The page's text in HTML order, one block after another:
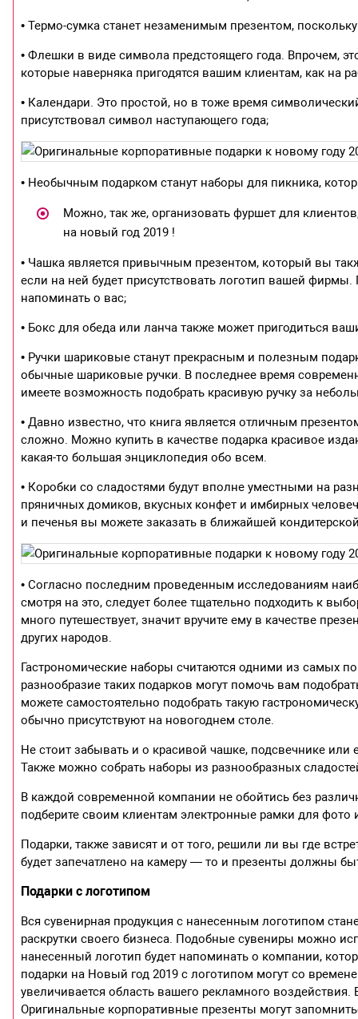
• Термо-сумка станет незаменимым презентом,
• Флешки в виде символа предстоящего года. Впрочем,
которые наверняка пригодятся вашим клиентам, как на
• Календари. Это простой, но в тоже время
присутствовал символ наступающего года;
• Необычным подарком станут наборы для пикника,
Можно, так же, организовать фуршет для
на новый год 2019 !
• Чашка является привычным презентом, который вы
если на ней будет присутствовать логотип вашей
напоминать о вас;
• Бокс для обеда или ланча также может пригодиться
• Ручки шариковые станут прекрасным и полезным
обычные шариковые ручки. В последнее время
имеете возможность подобрать красивую ручку за
• Давно известно, что книга является отличным
сложно. Можно купить в качестве подарка красивое
какая-то большая энциклопедия обо всем.
• Коробки со сладостями будут вполне уместными на
пряничных домиков, вкусных конфет и имбирных
и печенья вы можете заказать в ближайшей
• Согласно последним проведенным исследованиям
смотря на это, следует более тщательно подходить к
много путешествует, значит вручите ему в качестве
других народов.
Гастрономические наборы считаются одними из самых
разнообразие таких подарков могут помочь вам
можете самостоятельно подобрать такую
обычно присутствуют на новогоднем столе.
Не стоит забывать и о красивой чашке, подсвечнике
Также можно собрать наборы из разнообразных
В каждой современной компании не обойтись без
подберите своим клиентам электронные рамки для
Подарки, также зависят и от того, решили ли вы где
будет запечатлено на камеру — то и презенты должны
Подарки с логотипом
Вся сувенирная продукция с нанесенным логотипом
раскрутки своего бизнеса. Подобные сувениры можно
нанесенный логотип будет напоминать о компании,
подарки на Новый год 2019 с логотипом могут со
увеличивается область вашего рекламного
Оригинальные корпоративные презенты могут